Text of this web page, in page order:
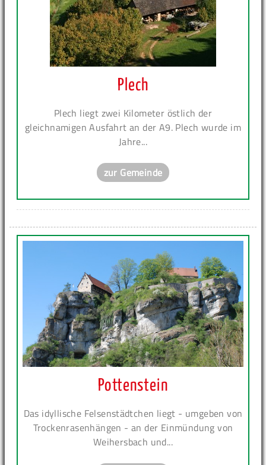
Plech
Plech liegt zwei Kilometer östlich der
gleichnamigen Ausfahrt an der A9. Plech wurde im
Jahre...
zur Gemeinde
Pottenstein
Das idyllische Felsenstädtchen liegt - umgeben von
Trockenrasenhängen - an der Einmündung von
Weihersbach und...